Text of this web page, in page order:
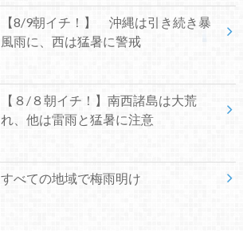
【8/9朝イチ！】 沖縄は引き続き暴
風雨に、西は猛暑に警戒
【８/８朝イチ！】南西諸島は大荒
れ、他は雷雨と猛暑に注意
すべての地域で梅雨明け